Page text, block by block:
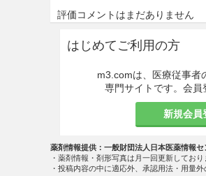
評価コメントはまだありません
はじめてご利用の方
m3.comは、医療従事者
専門サイトです。会員
新規会員
薬剤情報提供：一般財団法人日本医薬情報
・薬剤情報・剤形写真は月一回更新してお
・投稿内容の中に適応外、承認用法・用量